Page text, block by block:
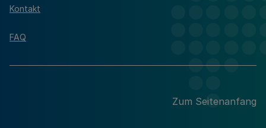
Kontakt
FAQ
Zum Seitenanfang